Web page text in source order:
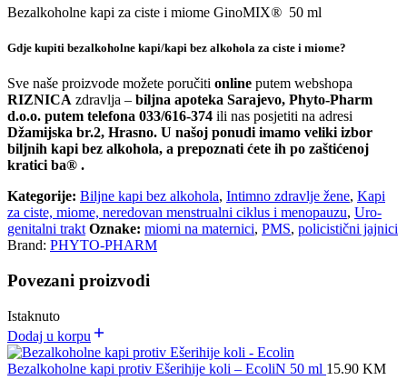
Bezalkoholne kapi za ciste i miome GinoMIX® 50 ml
Gdje kupiti bezalkoholne kapi/kapi bez alkohola za ciste i miome?
Sve naše proizvode možete poručiti online putem webshopa
RIZNICA zdravlja – biljna apoteka Sarajevo, Phyto-Pharm
d.o.o. putem telefona 033/616-374 ili nas posjetiti na adresi
Džamijska br.2, Hrasno. U našoj ponudi imamo veliki izbor
biljnih kapi bez alkohola, a prepoznati ćete ih po zaštićenoj
kratici ba® .
Kategorije: Biljne kapi bez alkohola, Intimno zdravlje žene, Kapi
za ciste, miome, neredovan menstrualni ciklus i menopauzu, Uro-
genitalni trakt Oznake: miomi na maternici, PMS, policistični jajnici
Brand: PHYTO-PHARM
Povezani proizvodi
Istaknuto
Dodaj u korpu
Bezalkoholne kapi protiv Ešerihije koli – EcoliN 50 ml 15.90 KM